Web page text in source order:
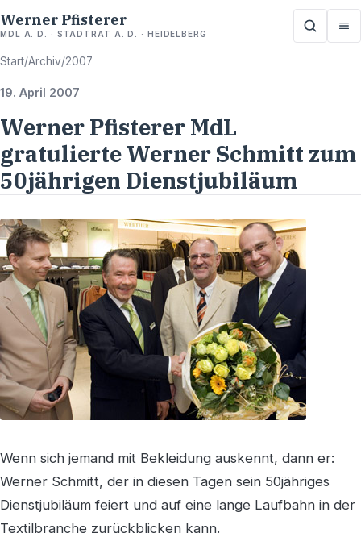
Werner Pfisterer
MDL A. D. · STADTRAT A. D. · HEIDELBERG
Start/Archiv/2007
19. April 2007
Werner Pfisterer MdL
gratulierte Werner Schmitt zum
50jährigen Dienstjubiläum
Wenn sich jemand mit Bekleidung auskennt, dann er:
Werner Schmitt, der in diesen Tagen sein 50jähriges
Dienstjubiläum feiert und auf eine lange Laufbahn in der
Textilbranche zurückblicken kann.